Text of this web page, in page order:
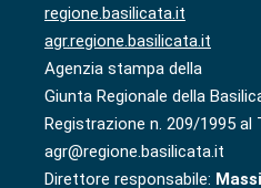
regione.basilicata.it
agr.regione.basilicata.it
Agenzia stampa della
Giunta Regionale della
Registrazione n. 209/1995 al
agr@regione.basilicata.it
Direttore responsabile: